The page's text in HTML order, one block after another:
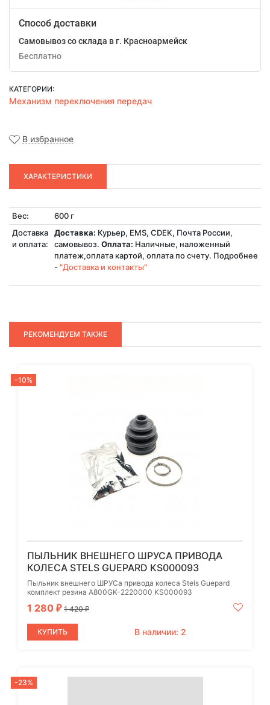
Способ доставки
Самовывоз со склада в г. Красноармейск
Бесплатно
КАТЕГОРИИ:
Механизм переключения передач
В избранное
ХАРАКТЕРИСТИКИ
Вес:
600 г
Доставка
и оплата:
Доставка: Курьер, EMS, CDEK, Почта России,
самовывоз. Оплата: Наличные, наложенный
платеж,оплата картой, оплата по счету. Подробнее
- "Доставка и контакты"
РЕКОМЕНДУЕМ ТАКЖЕ
-10%
ПЫЛЬНИК ВНЕШНЕГО ШРУСА ПРИВОДА
КОЛЕСА STELS GUEPARD KS000093
Пыльник внешнего ШРУСа привода колеса Stels Guepard
комплект резина A800GK-2220000 KS000093
1 280 ₽ 1 420₽
КУПИТЬ В наличии: 2
-23%